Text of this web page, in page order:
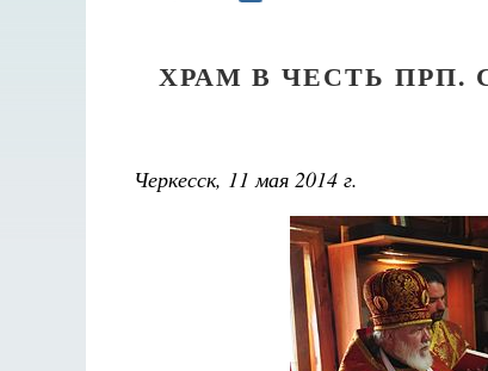
ХРАМ В ЧЕСТЬ ПРП.
Черкесск, 11 мая 2014 г.